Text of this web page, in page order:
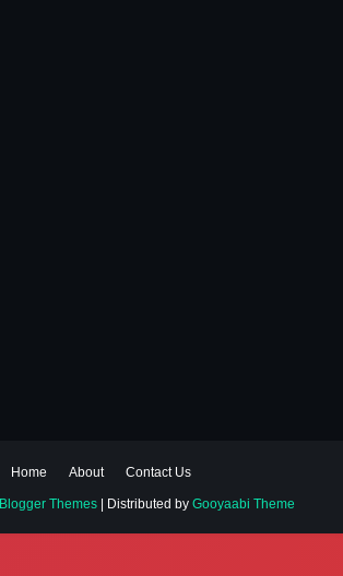
Home About Contact Us
Blogger Themes| Distributed by Gooyaabi Theme